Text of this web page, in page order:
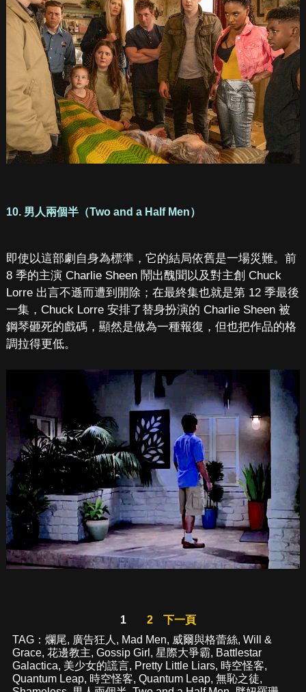
10. 男人兩個半（Two and a Half Men）
即使以這部劇自身為標準，它的結局依舊是一場災難。前
8 季的主演 Charlie Sheen 鬧出醜聞以及對主創 Chuck
Lorre 出言不遜而遭到開除；在最終集也就是第 12 季最後
一集，Chuck Lorre 安排了替身扮演的 Charlie Sheen 被
鋼琴砸死的戲碼，顯然是做為一種報復，但也把作品的格
調拉得更低。
1 2
下一頁
TAG： 爛尾, 廣告狂人 , Mad Men, 威爾與格蕾絲, Will &
Grace, 花邊教主, Gossip Girl , 星際大爭霸, Battlestar
Galactica, 美少女的謊言, Pretty Little Liars, 時空怪客,
Quantum Leap, 時空怪客, Quantum Leap, 無恥之徒,